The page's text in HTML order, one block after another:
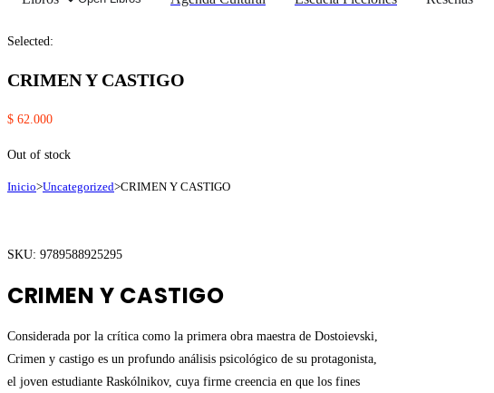
Selected:
CRIMEN Y CASTIGO
$ 62.000
Out of stock
Inicio>Uncategorized>CRIMEN Y CASTIGO
SKU: 9789588925295
CRIMEN Y CASTIGO
Considerada por la crítica como la primera obra maestra de Dostoievski,
Crimen y castigo es un profundo análisis psicológico de su protagonista,
el joven estudiante Raskólnikov, cuya firme creencia en que los fines